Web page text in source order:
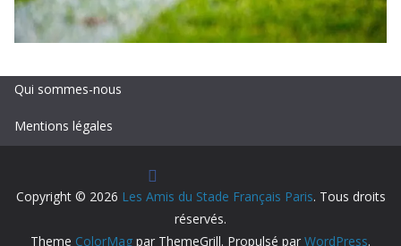
Qui sommes-nous
Mentions légales
Copyright © 2026 Les Amis du Stade Français Paris. Tous droits
réservés.
Theme ColorMag par ThemeGrill. Propulsé par WordPress.